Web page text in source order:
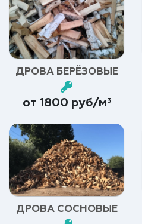
ДРОВА БЕРЁЗОВЫЕ
от 1800 руб/м³
ДРОВА СОСНОВЫЕ